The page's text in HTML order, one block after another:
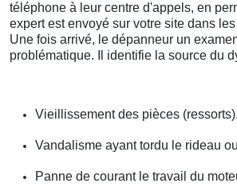
téléphone à leur centre d'appels, en
expert est envoyé sur votre site dans
Une fois arrivé, le dépanneur un
problématique. Il identifie la source du
Vieillissement des pièces (ressorts).
Vandalisme ayant tordu le rideau
Panne de courant le travail du